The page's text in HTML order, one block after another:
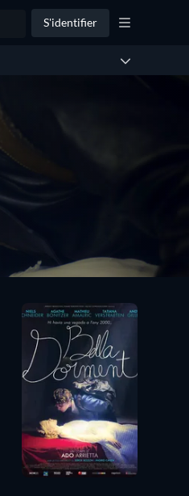
S'identifier